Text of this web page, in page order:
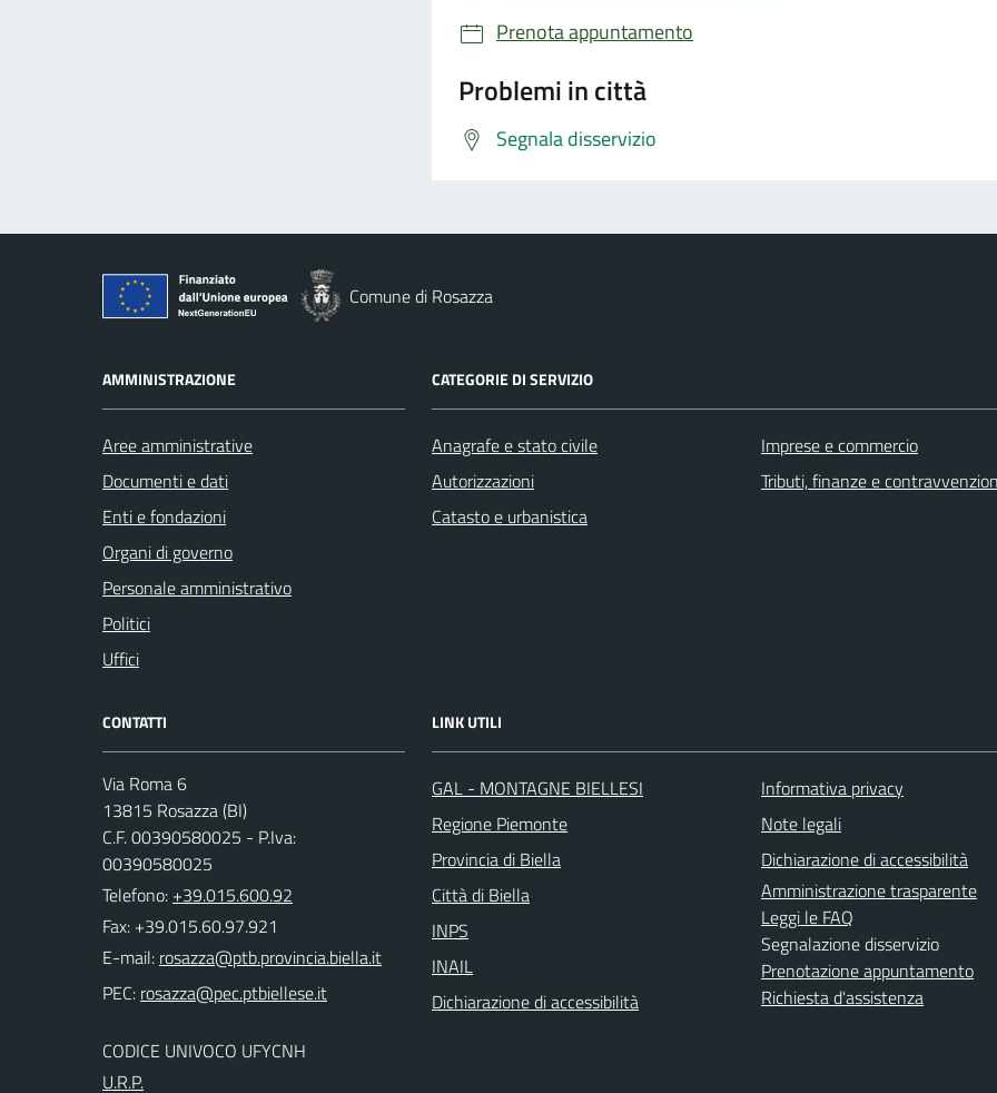
Prenota appuntamento
Problemi in città
Segnala disservizio
Comune di Rosazza
AMMINISTRAZIONE
Aree amministrative
Documenti e dati
Enti e fondazioni
Organi di governo
Personale amministrativo
Politici
Uffici
CATEGORIE DI SERVIZIO
Anagrafe e stato civile
Autorizzazioni
Catasto e urbanistica
Imprese e commercio
Tributi, finanze e
CONTATTI
Via Roma 6
13815 Rosazza (BI)
C.F. 00390580025 - P.Iva:
00390580025
Telefono: +39.015.600.92
Fax: +39.015.60.97.921
E-mail:
PEC:
CODICE UNIVOCO UFYCNH
U.R.P.
LINK UTILI
GAL - MONTAGNE BIELLESI
Regione Piemonte
Provincia di Biella
Città di Biella
INPS
INAIL
Dichiarazione di accessibilità
Informativa privacy
Note legali
Dichiarazione di accessibilità
Amministrazione trasparente
Leggi le FAQ
Segnalazione disservizio
Prenotazione appuntamento
Richiesta d'assistenza